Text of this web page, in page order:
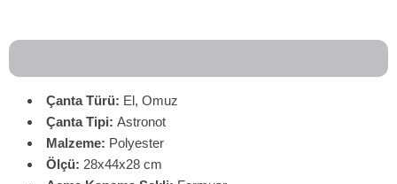
Çanta Türü: El, Omuz
Çanta Tipi: Astronot
Malzeme: Polyester
Ölçü: 28x44x28 cm